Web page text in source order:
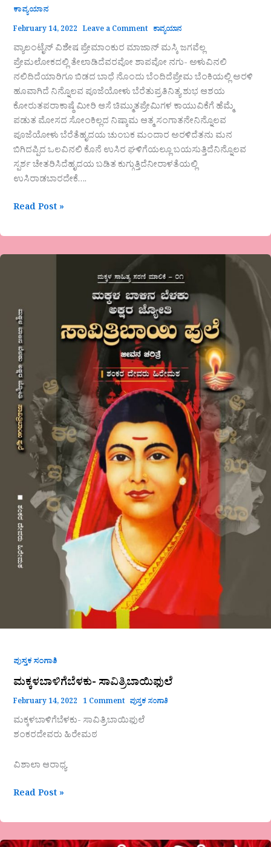
ಕಾವ್ಯಯಾನ
February 14, 2022 Leave a Comment ಕಾವ್ಯಯಾನ
ವ್ಯಾಲಂಟೈನ್ ವಿಶೇಷ ಪ್ರೇಮಾಂಕುರ ಮಾಜಾನ್ ಮಸ್ಕಿ ಜಗವೆಲ್ಲ
ಪ್ರೇಮಲೋಕದಲ್ಲಿ ತೇಲಾಡಿದೆವರವೋ ಶಾಪವೋ ನಗು- ಅಳುವಿನಲಿ
ನಲಿದಿದೆಯಾರಿಗೂ ಬಿಡದ ಬಾಧೆ ನೊಂದು ಬೆಂದಿದೆಪ್ರೇಮ ಬೆಂಕಿಯಲ್ಲಿ ಅರಳಿ
ಹೂವಾಗಿದೆ ನಿನ್ನೊಲವ ಪೂಜೆಯೋಳು ಬೆರೆತುಪ್ರತಿನಿತ್ಯ ಶುಭ ಆಶಯ
ಕೋರುತಪರಾಕಾಷ್ಠೆ ಮೀರಿ ಆಸೆ ಚಿಮ್ಮುತಪ್ರೇಮಿಗಳ ಕಾಯುವಿಕೆಗೆ ಹೆಮ್ಮೆ
ಪಡುತ ಮೋಸದ ಸೋಂಕಿಲ್ಲದ ನಿಷ್ಕಾಮ ಆತ್ಮ ಸಂಗಾತನೇನಿನ್ನೊಲವ
ಪೂಜೆಯೋಳು ಬೆರೆತೆಹೃದಯ ಚುಂಬಕ ಮಂದಾರ ಅರಳಿದೆತನು ಮನ
ಬಿಗಿದಪ್ಪಿದ ಒಲವಿನಲಿ ಕೊನೆ ಉಸಿರ ಘಳಿಗೆಯಲ್ಲೂ ಬಯಸುತ್ತಿದೆನಿನ್ನೊಲವ
ಸ್ಪರ್ಶ ಚೇತರಿಸಿದೆಹೃದಯ ಬಡಿತ ಕುಗ್ಗುತ್ತಿದೆನೀರಾಳತೆಯಲ್ಲಿ
ಉಸಿರಾಡಬಾರದೇಕೆ….
Read Post »
ಪುಸ್ತಕ ಸಂಗಾತಿ
ಮಕ್ಕಳಬಾಳಿಗೆಬೆಳಕು- ಸಾವಿತ್ರಿಬಾಯಿಫುಲೆ
February 14, 2022 1 Comment ಪುಸ್ತಕ ಸಂಗಾತಿ
ಮಕ್ಕಳಬಾಳಿಗೆಬೆಳಕು- ಸಾವಿತ್ರಿಬಾಯಿಫುಲೆ
ಶಂಕರದೇವರು ಹಿರೇಮಠ
ವಿಶಾಲಾ ಆರಾಧ್ಯ
Read Post »